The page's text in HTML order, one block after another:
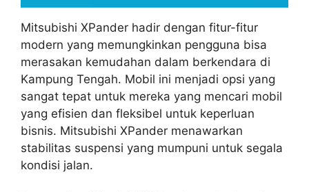
Mitsubishi XPander hadir dengan fitur-fitur
modern yang memungkinkan pengguna bisa
merasakan kemudahan dalam berkendara di
Kampung Tengah. Mobil ini menjadi opsi yang
sangat tepat untuk mereka yang mencari mobil
yang efisien dan fleksibel untuk keperluan
bisnis. Mitsubishi XPander menawarkan
stabilitas suspensi yang mumpuni untuk segala
kondisi jalan.